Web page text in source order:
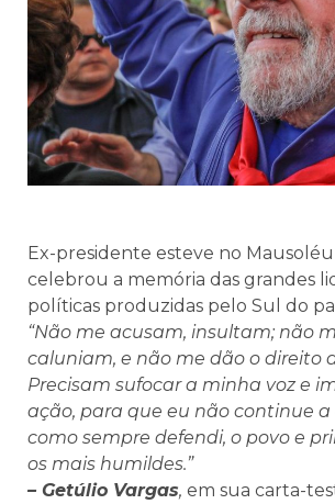
Ex-presidente esteve no
celebrou a memória das grandes
políticas produzidas pelo Sul do
“Não me acusam, insultam; não
caluniam, e não me dão o direito
Precisam sufocar a minha voz e
ação, para que eu não continue a
como sempre defendi, o povo e
os mais humildes.”
– Getúlio Vargas, em sua carta-